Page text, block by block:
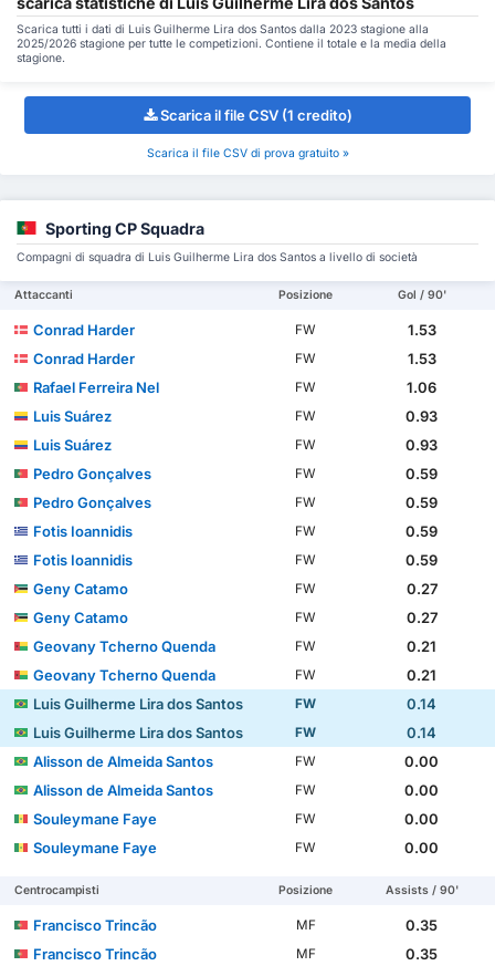
Scarica tutti i dati di Luis Guilherme Lira dos Santos dalla 2023 stagione alla
2025/2026 stagione per tutte le competizioni. Contiene il totale e la media della
stagione.
Scarica il file CSV (1 credito)
Scarica il file CSV di prova gratuito »
Sporting CP Squadra
Compagni di squadra di Luis Guilherme Lira dos Santos a livello di società
Attaccanti Posizione Gol / 90'
Conrad Harder FW
1.53
Conrad Harder
FW
1.53
Rafael Ferreira Nel
FW
1.06
Luis Suárez
FW
0.93
Luis Suárez
FW
0.93
Pedro Gonçalves
FW
0.59
Pedro Gonçalves
FW
0.59
Fotis Ioannidis
FW
0.59
Fotis Ioannidis
FW
0.59
Geny Catamo
FW
0.27
Geny Catamo
FW
0.27
Geovany Tcherno Quenda
FW
0.21
Geovany Tcherno Quenda
FW
0.21
Luis Guilherme Lira dos Santos
FW
0.14
Luis Guilherme Lira dos Santos
FW
0.14
Alisson de Almeida Santos
FW
0.00
Alisson de Almeida Santos
FW
0.00
Souleymane Faye
FW
0.00
Souleymane Faye
FW 0.00
Centrocampisti Posizione Assists / 90'
Francisco Trincão MF
0.35
Francisco Trincão
MF
0.35